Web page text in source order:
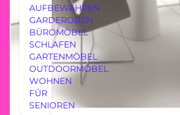
AUFBEWAHREN
GARDEROBEN
BÜROMÖBEL
SCHLAFEN
GARTENMÖBEL
OUTDOORMÖBEL
WOHNEN
FÜR
SENIOREN